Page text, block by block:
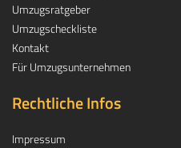
Umzugsratgeber
Umzugscheckliste
Kontakt
Für Umzugsunternehmen
Rechtliche Infos
Impressum